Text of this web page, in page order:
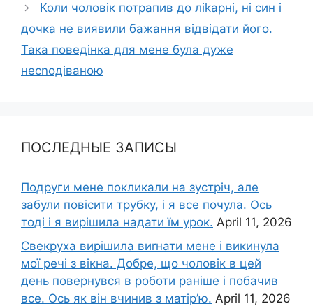
Коли чоловік потрапив до ліkарні, ні син і
дочка не виявили бажання відвідати його.
Така поведінка для мене була дуже
несnодіваною
ПОСЛЕДНЫЕ ЗАПИСЫ
Подруги мене покликали на зустріч, але
забули повісити трубку, і я все почула. Ось
тоді і я вирішила надати їм урок. April 11, 2026
Свекруха вирішила виrнати мене і викинула
мої речі з вікна. Добре, що чоловік в цей
день повернувся в роботи раніше і побачив
все. Ось як він вчинив з матір’ю. April 11, 2026